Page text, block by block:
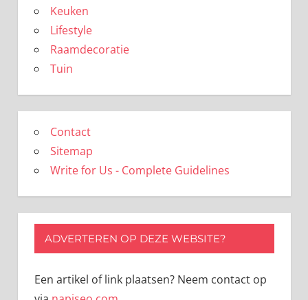
Keuken
Lifestyle
Raamdecoratie
Tuin
Contact
Sitemap
Write for Us - Complete Guidelines
ADVERTEREN OP DEZE WEBSITE?
Een artikel of link plaatsen? Neem contact op